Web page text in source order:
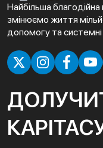
Найбільша
змінюємо життя
допомогу та системні